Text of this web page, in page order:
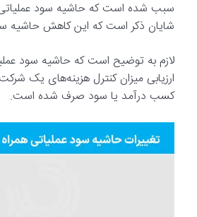
شایان ذکر است که این کاهش حاشیه
لازم به توضیح است که حاشیه سود
ارزیابی میزان کنترل هزینه‌های یک
کسب درآمد یا سود صرف شده است.